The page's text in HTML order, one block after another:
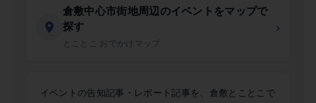
倉敷中心市街地周辺のイベントをマップで
探す
とことこ おでかけマップ
›
イベントの告知記事・レポート記事を、倉敷とことこで